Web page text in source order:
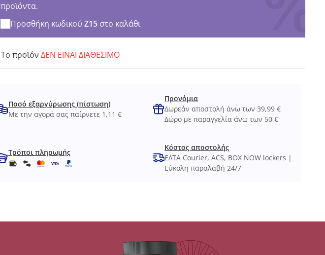
προϊόντα.
Προσθήκη κωδικού Z15στο καλάθι
Το προϊόν ΔΕΝ ΕΙΝΑΙ ΔΙΑΘΕΣΙΜΟ
Ποσό εξαργύρωσης (πίστωση)
Με την αγορά σας παίρνετε 1,11 €
Προνόμια
Δωρεάν αποστολή άνω των 39,99 €
Δώρο με παραγγελία άνω των 50 €
Τρόποι πληρωμής
Κόστος αποστολής
ΕΛΤΑ Courier, ACS, BOX NOW lockers |
Εύκολη παραλαβή 24/7